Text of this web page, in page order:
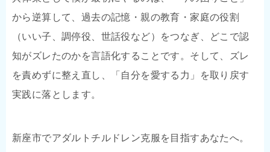
から逆算して、過去の記憶・親の教育・家庭の役割
（いい子、調停役、世話役など）をつなぎ、どこで認
知がズレたのかを言語化することです。そして、ズレ
を責めずに整え直し、「自分を愛する力」を取り戻す
実践に落とします。
新座市でアダルトチルドレン克服を目指すあなたへ。